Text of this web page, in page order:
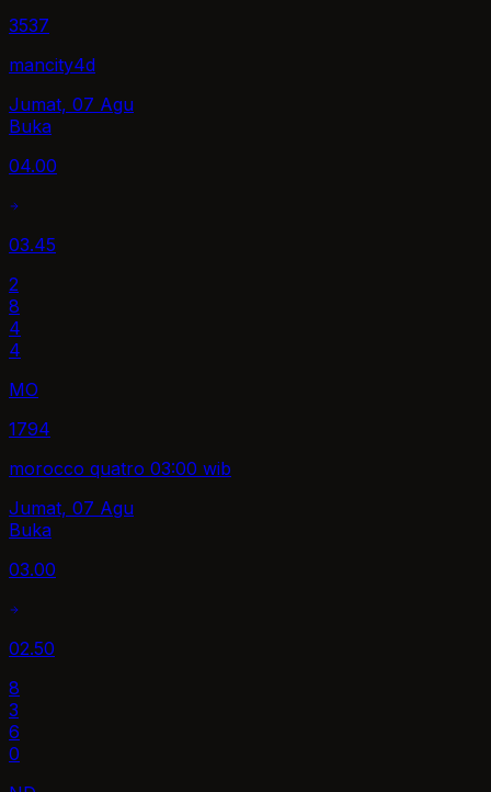
3537
mancity4d
Jumat, 07 Agu
Buka
04.00
03.45
2
8
4
4
MO
1794
morocco quatro 03:00 wib
Jumat, 07 Agu
Buka
03.00
02.50
8
3
6
0